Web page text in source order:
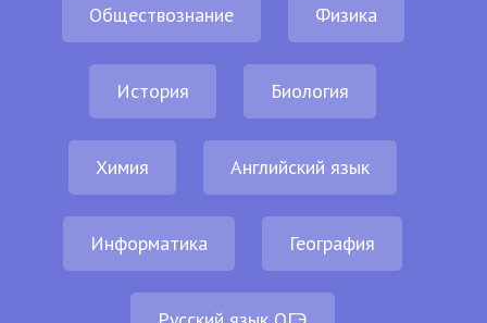
Обществознание Физика
История Биология
Химия Английский язык
Информатика География